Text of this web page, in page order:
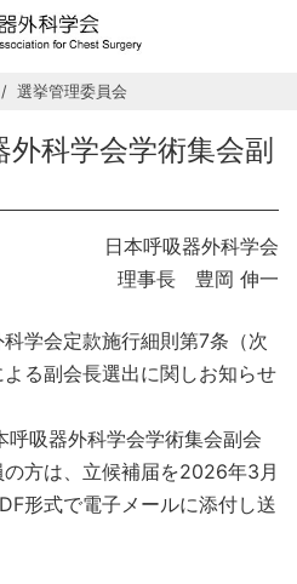
選挙管理委員会
科学会学術集会副
日本呼吸器外科学会
理事長 豊岡 伸一
学会定款施行細則第7条（次
る副会長選出に関しお知らせ
吸器外科学会学術集会副会
方は、立候補届を2026年3月
形式で電子メールに添付し送